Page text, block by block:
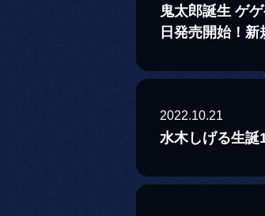
鬼太郎誕生 ゲ
日発売開始！新
2022.10.21
水木しげる生